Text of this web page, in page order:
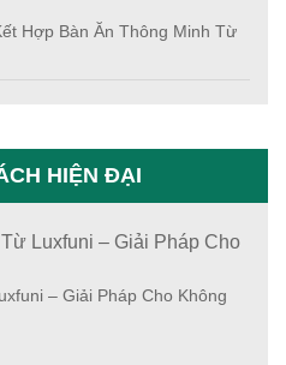
Hợp Bàn Ăn Thông Minh Từ
HIỆN ĐẠI
– Giải Pháp Cho Không